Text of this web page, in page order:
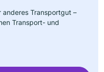
anderes Transportgut –
Transport- und